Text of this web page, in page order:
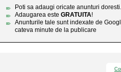
Poti sa adaugi oricate anunturi doresti.
Adaugarea este GRATUITA!
Anunturile tale sunt indexate de
cateva minute de la publicare